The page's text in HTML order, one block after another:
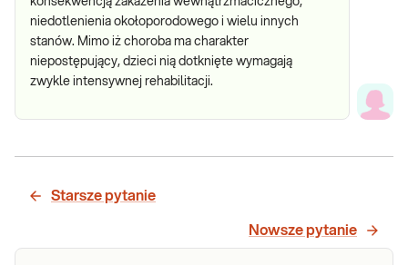
niedotlenienia okołoporodowego i wielu innych
stanów. Mimo iż choroba ma charakter
niepostępujący, dzieci nią dotknięte wymagają
zwykle intensywnej rehabilitacji.
Starsze pytanie
Nowsze pytanie